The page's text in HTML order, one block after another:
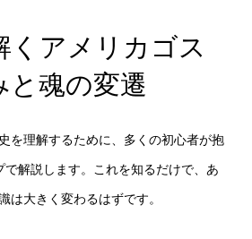
くアメリカゴス
魂の変遷
を理解するために、多くの初心者が抱
で解説します。これを知るだけで、あ
は大きく変わるはずです。